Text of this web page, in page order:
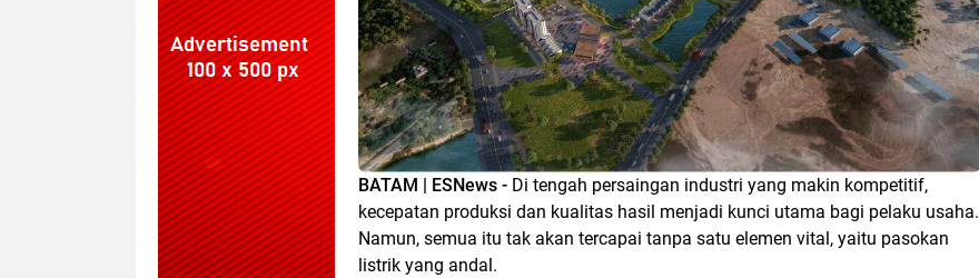
BATAM | ESNews - Di tengah persaingan industri yang makin kompetitif,
kecepatan produksi dan kualitas hasil menjadi kunci utama bagi pelaku usaha.
Namun, semua itu tak akan tercapai tanpa satu elemen vital, yaitu pasokan
listrik yang andal.